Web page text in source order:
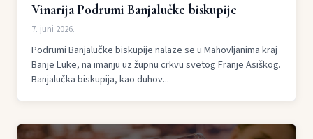
Vinarija Podrumi Banjalučke biskupije
7. juni 2026.
Podrumi Banjalučke biskupije nalaze se u Mahovljanima kraj
Banje Luke, na imanju uz župnu crkvu svetog Franje Asiškog.
Banjalučka biskupija, kao duhov...